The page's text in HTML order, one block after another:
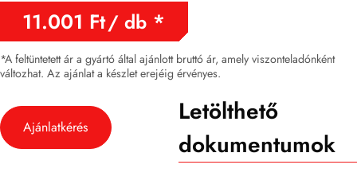
11.001 Ft/ db
*A feltüntetett ár a gyártó által ajánlott bruttó ár, amely viszonteladónként
változhat. Az ajánlat a készlet erejéig érvényes.
Ajánlatkérés
Letölthető
dokumentumok